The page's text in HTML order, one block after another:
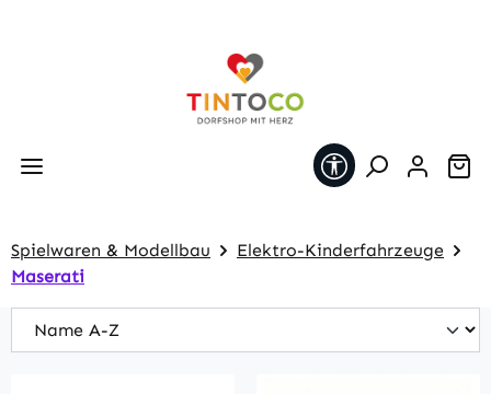
Werkzeugleiste
Spielwaren & Modellbau
Elektro-Kinderfahrzeuge
Maserati